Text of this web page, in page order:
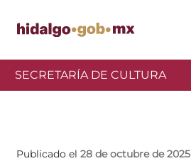
SECRETARÍA DE CULTURA
Publicado el 28 de octubre de 2025